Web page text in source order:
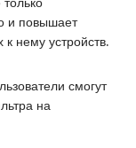
и повышает
нему устройств.
смогут
на